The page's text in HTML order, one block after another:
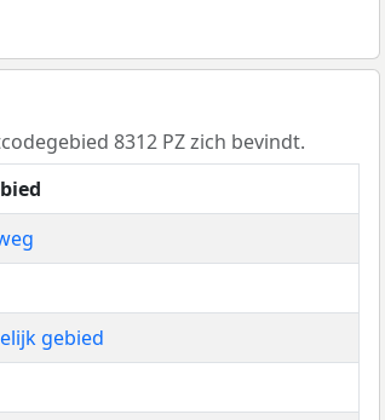
8312 PZ zich bevindt.
gebied